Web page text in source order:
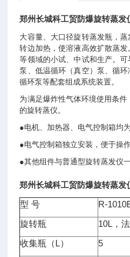
郑州长城科工贸防爆旋转蒸发
大容量、大口径旋转蒸发瓶，
转边加热，使溶液高效扩散蒸
等领域的小试、中试和生产。
泵、低温循环（真空）泵、循
循环泵等配套组成系统装置。
为满足爆炸性气体环境使用条件
的旋转蒸仪。
●电机、加热器、电气控制箱均
●电气控制箱独立安装，便于操作
●其他组件与普通型旋转蒸发仪一
郑州长城科工贸防爆旋转蒸发
型 号
R-
旋转瓶
10L，
收集瓶（L）
5